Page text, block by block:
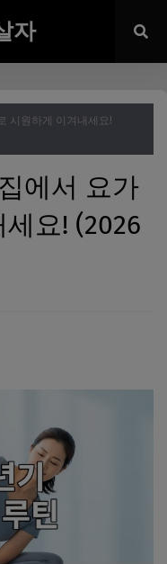
자
시원하게 이겨내세요!
에서 요가
요! (2026